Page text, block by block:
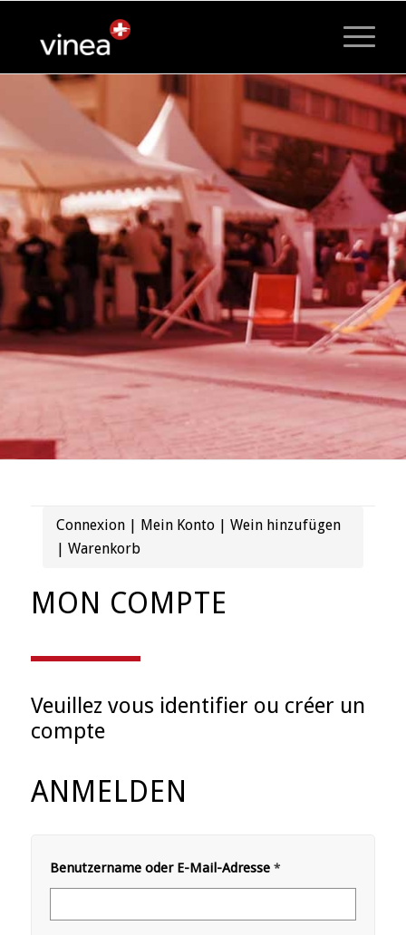
Connexion | Mein Konto | Wein hinzufügen
| Warenkorb
MON COMPTE
Veuillez vous identifier ou créer un
compte
ANMELDEN
Benutzername oder E-Mail-Adresse *